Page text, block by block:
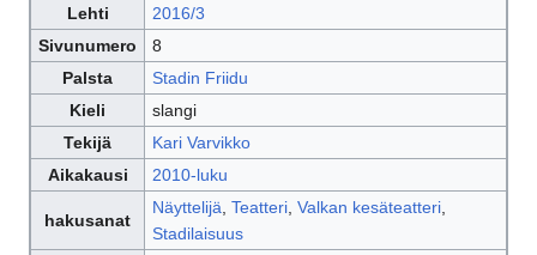
Lehti
2016/3
Sivunumero
8
Palsta
Stadin Friidu
Kieli
slangi
Tekijä
Kari Varvikko
Aikakausi
2010-luku
hakusanat
Näyttelijä Teatteri, Valkan kesäteatteri,
Stadilaisuus